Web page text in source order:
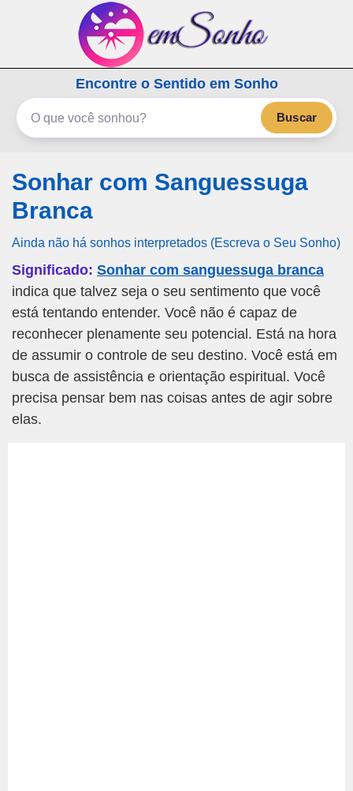
emSonho.com
Os sonhos significam mais
Encontre o Sentido em Sonho
Buscar
Sonhar com Sanguessuga
Branca
Ainda não há sonhos interpretados (Escreva o Seu Sonho)
Significado: Sonhar com sanguessuga branca
indica que talvez seja o seu sentimento que você
está tentando entender. Você não é capaz de
reconhecer plenamente seu potencial. Está na hora
de assumir o controle de seu destino. Você está em
busca de assistência e orientação espiritual. Você
precisa pensar bem nas coisas antes de agir sobre
elas.